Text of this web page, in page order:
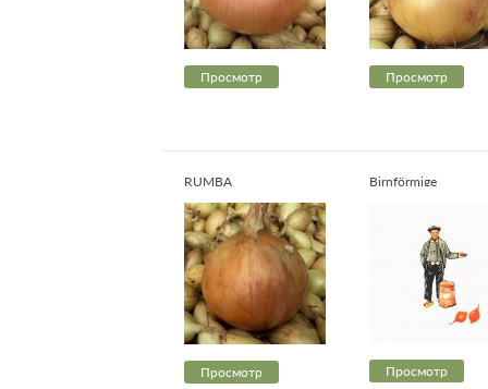
Просмотр Просмотр
RUMBA
Просмотр
Birnförmige
Просмотр